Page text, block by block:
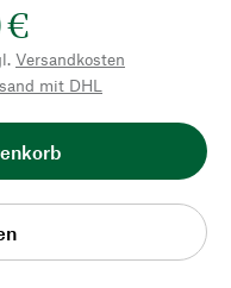
€
Versandkosten
mit DHL